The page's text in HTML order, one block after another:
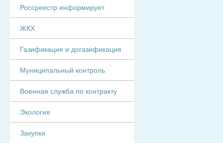
Россреестр информирует
ЖКХ
Газификация и догазификация
Муниципальный контроль
Военная служба по контракту
Экология
Закупки